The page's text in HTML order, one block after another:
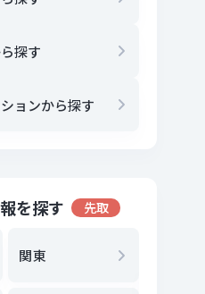
探す
ョンから探す
を探す 先取
関東